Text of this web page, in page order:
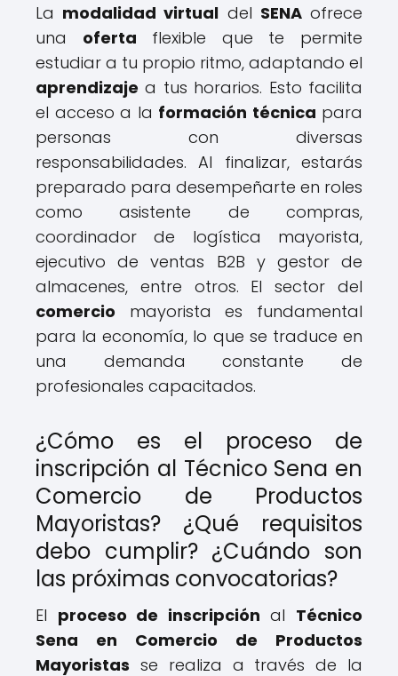
La modalidad virtual del SENAofrece
una oferta flexible que te permite
estudiar a tu propio ritmo, adaptando el
aprendizaje a tus horarios. Esto facilita
el acceso a la formación técnica para
personas con diversas
responsabilidades. Al finalizar, estarás
preparado para desempeñarte en roles
como asistente de compras,
coordinador de logística mayorista,
ejecutivo de ventas B2B y gestor de
almacenes, entre otros. El sector del
comercio mayorista es fundamental
para la economía, lo que se traduce en
una demanda constante de
profesionales capacitados.
¿Cómo es el proceso de
inscripción al Técnico Sena en
Comercio de Productos
Mayoristas? ¿Qué requisitos
debo cumplir? ¿Cuándo son
las próximas convocatorias?
El proceso de inscripción al Técnico
Sena en Comercio de Productos
Mayoristas se realiza a través de la